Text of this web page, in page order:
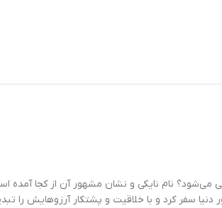
نام نایکی و نشان مشهور آن از کجا آمده
سفر کرد و با خلاقیت و پشتکار آرزوهایش را